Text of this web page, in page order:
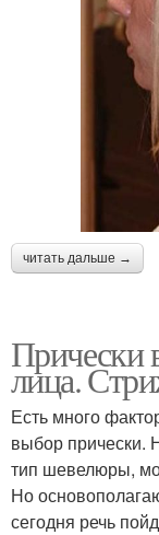
читать дальше →
Прически
лица.
Есть много
выбор прически.
тип шевелюры,
Но
сегодня речь